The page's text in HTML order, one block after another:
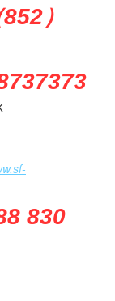
852）
830